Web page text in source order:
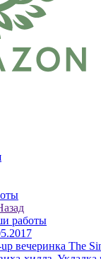
работы
вечеринка The